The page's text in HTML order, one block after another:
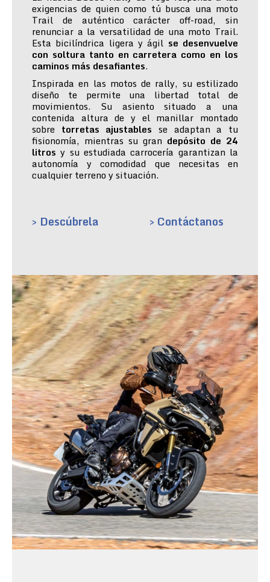
exigencias de quien como tú busca una moto
Trail de auténtico carácter off-road, sin
renunciar a la versatilidad de una moto Trail.
Esta bicilíndrica ligera y ágil se desenvuelve
con soltura tanto en carretera como en los
caminos más desafiantes.
Inspirada en las motos de rally, su estilizado
diseño te permite una libertad total de
movimientos. Su asiento situado a una
contenida altura de y el manillar montado
sobre torretas ajustables se adaptan a tu
fisionomía, mientras su gran depósito de 24
litros y su estudiada carrocería garantizan la
autonomía y comodidad que necesitas en
cualquier terreno y situación.
> Descúbrela > Contáctanos